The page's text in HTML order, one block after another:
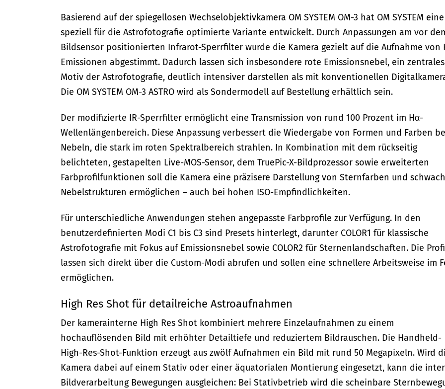
Basierend auf der spiegellosen Wechselobjektivkamera OM SYSTEM OM-3 hat OM SYSTEM eine
speziell für die Astrofotografie optimierte Variante entwickelt. Durch Anpassungen am vor
Bildsensor positionierten Infrarot-Sperrfilter wurde die Kamera gezielt auf die Aufnahme von
Emissionen abgestimmt. Dadurch lassen sich insbesondere rote Emissionsnebel, ein zentrales
Motiv der Astrofotografie, deutlich intensiver darstellen als mit konventionellen
Die OM SYSTEM OM-3 ASTRO wird als Sondermodell auf Bestellung erhältlich sein.
Der modifizierte IR-Sperrfilter ermöglicht eine Transmission von rund 100 Prozent im Hα-
Wellenlängenbereich. Diese Anpassung verbessert die Wiedergabe von Formen und Farben
Nebeln, die stark im roten Spektralbereich strahlen. In Kombination mit dem rückseitig
belichteten, gestapelten Live-MOS-Sensor, dem TruePic-X-Bildprozessor sowie erweiterten
Farbprofilfunktionen soll die Kamera eine präzisere Darstellung von Sternfarben und
Nebelstrukturen ermöglichen – auch bei hohen ISO-Empfindlichkeiten.
Für unterschiedliche Anwendungen stehen angepasste Farbprofile zur Verfügung. In den
benutzerdefinierten Modi C1 bis C3 sind Presets hinterlegt, darunter COLOR1 für klassische
Astrofotografie mit Fokus auf Emissionsnebel sowie COLOR2 für Sternenlandschaften. Die
lassen sich direkt über die Custom-Modi abrufen und sollen eine schnellere Arbeitsweise im
ermöglichen.
High Res Shot für detailreiche Astroaufnahmen
Der kamerainterne High Res Shot kombiniert mehrere Einzelaufnahmen zu einem
hochauflösenden Bild mit erhöhter Detailtiefe und reduziertem Bildrauschen. Die Handheld-
High-Res-Shot-Funktion erzeugt aus zwölf Aufnahmen ein Bild mit rund 50 Megapixeln. Wird
Kamera dabei auf einem Stativ oder einer äquatorialen Montierung eingesetzt, kann die
Bildverarbeitung Bewegungen ausgleichen: Bei Stativbetrieb wird die scheinbare